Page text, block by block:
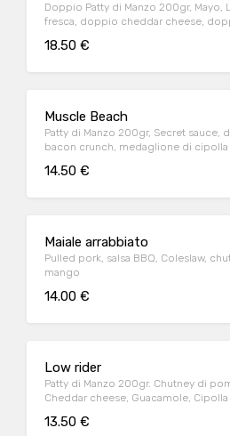
Doppio Patty di Manzo 200gr, Mayo,
fresca, doppio cheddar cheese,
18.50 €
Muscle Beach
Patty di Manzo 200gr, Secret
bacon crunch, medaglione di
14.50 €
Maiale arrabbiato
Pulled pork, salsa BBQ, Coleslaw,
mango
14.00 €
Low rider
Patty di Manzo 200gr. Chutney di
Cheddar cheese, Guacamole,
13.50 €